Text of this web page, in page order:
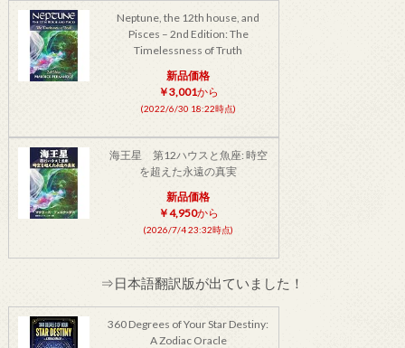
Neptune, the 12th house, and
Pisces – 2nd Edition: The
Timelessness of Truth
新品価格
￥3,001から
(2022/6/30 18:22時点)
海王星 第12ハウスと魚座: 時空
を超えた永遠の真実
新品価格
￥4,950から
(2026/7/4 23:32時点)
⇒日本語翻訳版が出ていました！
360 Degrees of Your Star Destiny:
A Zodiac Oracle